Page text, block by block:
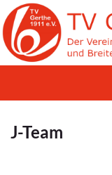
J-Team